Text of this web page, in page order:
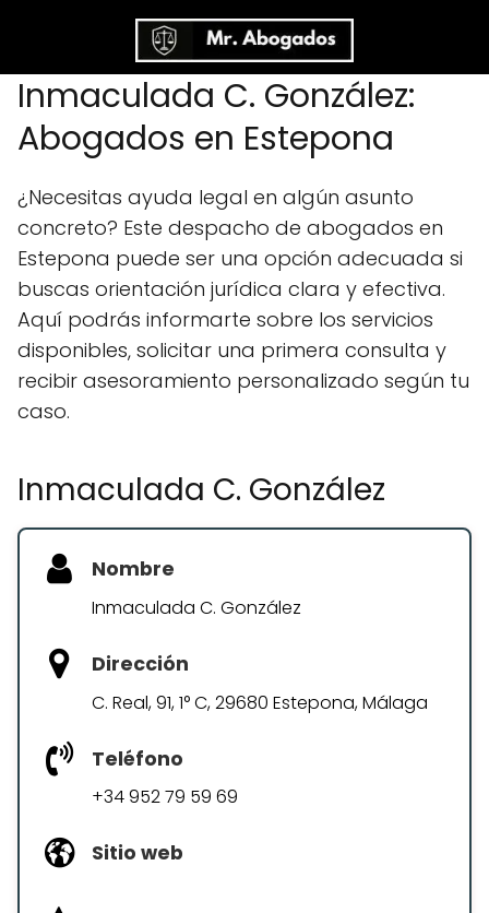
Inmaculada C. González:
Abogados en Estepona
¿Necesitas ayuda legal en algún asunto
concreto? Este despacho de abogados en
Estepona puede ser una opción adecuada si
buscas orientación jurídica clara y efectiva.
Aquí podrás informarte sobre los servicios
disponibles, solicitar una primera consulta y
recibir asesoramiento personalizado según tu
caso.
Inmaculada C. González
Nombre
Inmaculada C. González
Dirección
C. Real, 91, 1° C, 29680 Estepona, Málaga
Teléfono
+34 952 79 59 69
Sitio web